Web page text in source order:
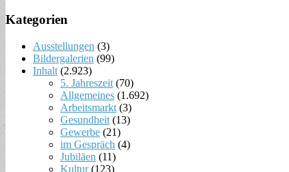
Kategorien
Ausstellungen (3)
Bildergalerien (99)
Inhalt (2.923)
5. Jahreszeit (70)
Allgemeines (1.692)
Arbeitsmarkt (3)
Gesundheit (13)
Gewerbe (21)
im Gespräch (4)
Jubiläen (11)
Kultur(123)